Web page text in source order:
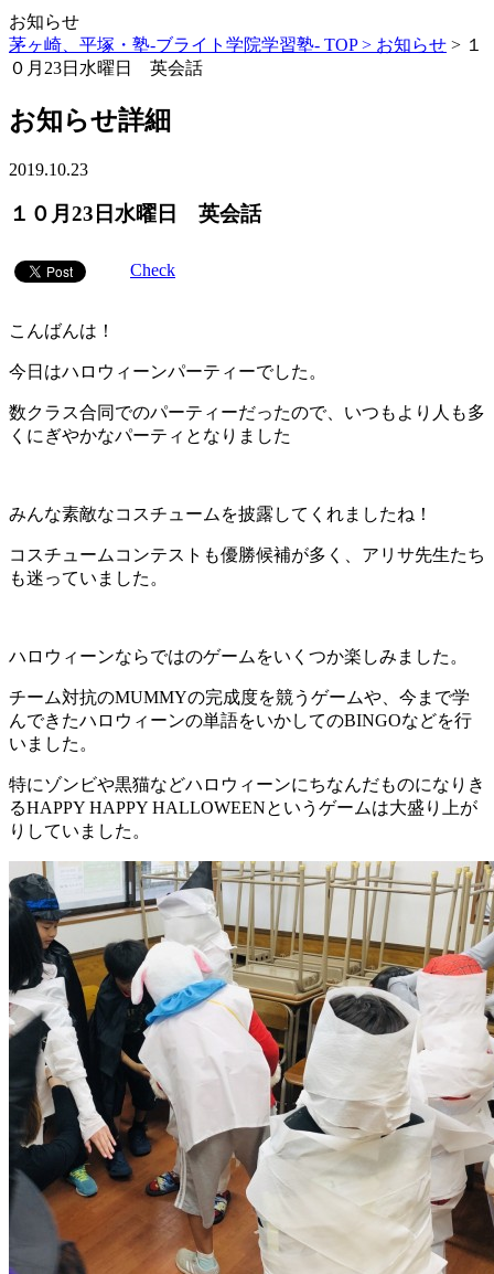
お知らせ
茅ヶ崎、平塚・塾-ブライト学院学習塾- TOP > お知らせ > １
０月23日水曜日 英会話
お知らせ詳細
2019.10.23
１０月23日水曜日 英会話
Check
こんばんは！
今日はハロウィーンパーティーでした。
数クラス合同でのパーティーだったので、いつもより人も多
くにぎやかなパーティとなりました
みんな素敵なコスチュームを披露してくれましたね！
コスチュームコンテストも優勝候補が多く、アリサ先生たち
も迷っていました。
ハロウィーンならではのゲームをいくつか楽しみました。
チーム対抗のMUMMYの完成度を競うゲームや、今まで学
んできたハロウィーンの単語をいかしてのBINGOなどを行
いました。
特にゾンビや黒猫などハロウィーンにちなんだものになりき
るHAPPY HAPPY HALLOWEENというゲームは大盛り上が
りしていました。